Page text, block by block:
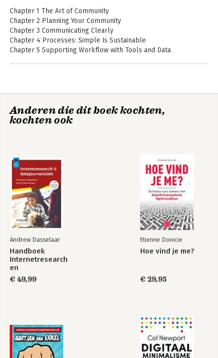
Chapter 1 The Art of Community
Chapter 2 Planning Your Community
Chapter 3 Communicating Clearly
Chapter 4 Processes: Simple Is Sustainable
Chapter 5 Supporting Workflow with Tools and Data
Chapter 11 Handling Conflict and Relationships
Chapter 12 Creating and Running Events
Colophon
Anderen die dit boek kochten,
kochten ook
Andrew Dasselaar
Handboek
Internetresearch
en
datajournalistiek
€ 49,99
Etienne Donicie
Hoe vind je me?
€ 29,95